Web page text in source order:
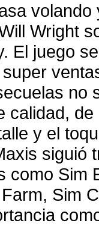
Wright
El juego
no
calidad,
y el
siguió
como Sim
Sim